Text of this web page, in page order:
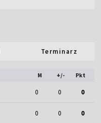
Terminarz
M +/- Pkt
0 0 0
0 0 0